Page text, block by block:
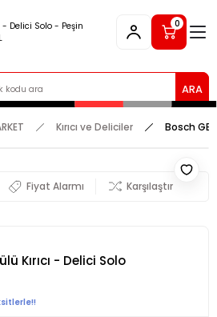
0
ARA
Kırıcı ve Deliciler Bosch
Fiyat Alarmı Karşılaştır
Kırıcı - Delici Solo